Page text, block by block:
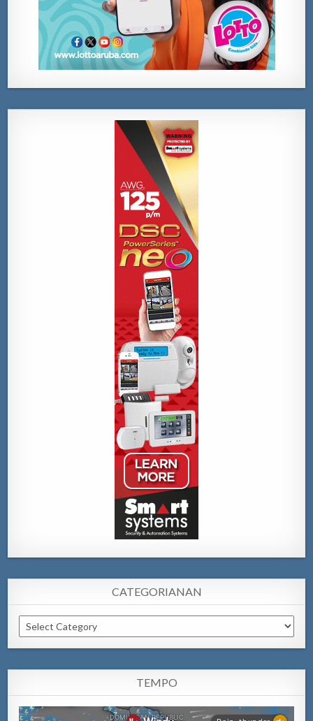
CATEGORIANAN
Categorianan
TEMPO